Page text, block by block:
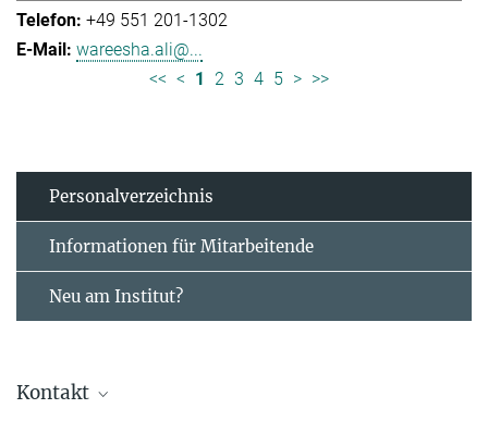
+49 551 201-1302
wareesha.ali@...
<< < 1 2 3 4 5 > >>
Personal­verzeichnis
Informationen für Mitarbeitende
Neu am Institut?
Kontakt